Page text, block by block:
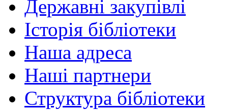
Державні закупівлі
Історія бібліотеки
Наша адреса
Наші партнери
Структура бібліотеки